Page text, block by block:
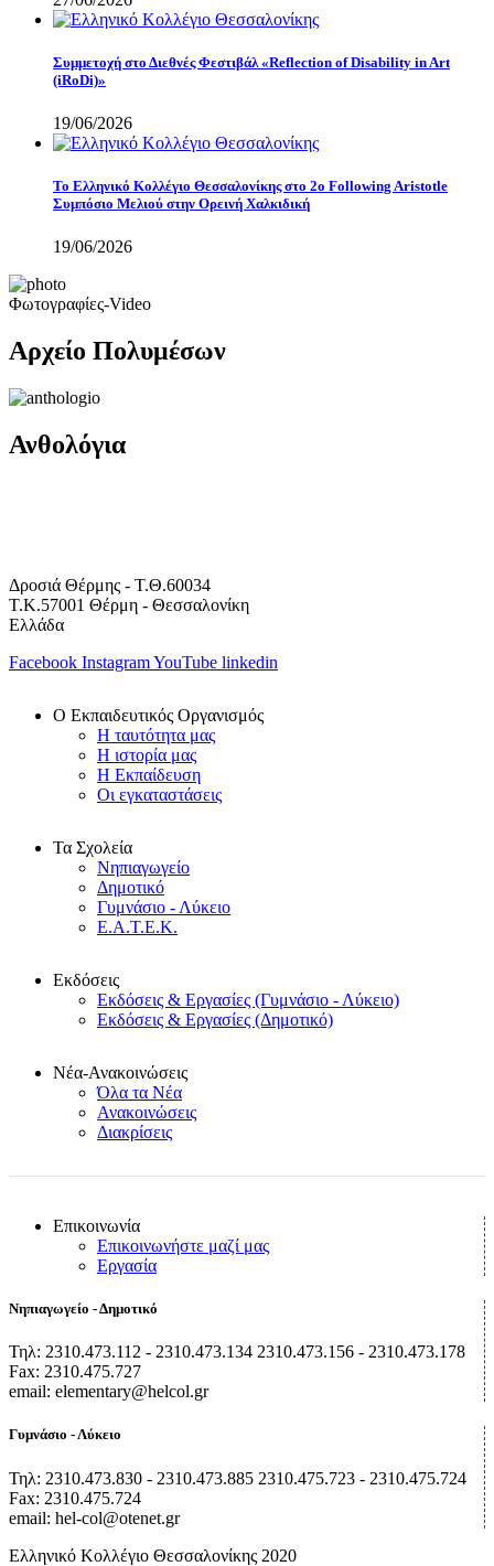
Συμμετοχή στο Διεθνές Φεστιβάλ «Reflection of Disability in Art
(iRoDi)»
19/06/2026
Το Ελληνικό Κολλέγιο Θεσσαλονίκης στο 2ο Following Aristotle
Συμπόσιο Μελιού στην Ορεινή Χαλκιδική
19/06/2026
Φωτογραφίες-Video
Αρχείο Πολυμέσων
Ανθολόγια
Δροσιά Θέρμης - Τ.Θ.60034
Τ.Κ.57001 Θέρμη - Θεσσαλονίκη
Ελλάδα
Facebook InstagramYouTube linkedin
Ο Εκπαιδευτικός Οργανισμός
Η ταυτότητα μας
Η ιστορία μας
Η Εκπαίδευση
Οι εγκαταστάσεις
Τα Σχολεία
Νηπιαγωγείο
Δημοτικό
Γυμνάσιο - Λύκειο
Ε.Α.Τ.Ε.Κ.
Εκδόσεις
Εκδόσεις & Εργασίες (Γυμνάσιο - Λύκειο)
Εκδόσεις & Εργασίες (Δημοτικό)
Νέα-Ανακοινώσεις
Όλα τα Νέα
Ανακοινώσεις
Διακρίσεις
Επικοινωνία
Επικοινωνήστε μαζί μας
Εργασία
Νηπιαγωγείο - Δημοτικό
Τηλ: 2310.473.112 - 2310.473.134 2310.473.156 - 2310.473.178
Fax: 2310.475.727
email: elementary@helcol.gr
Γυμνάσιο - Λύκειο
Τηλ: 2310.473.830 - 2310.473.885 2310.475.723 - 2310.475.724
Fax: 2310.475.724
email: hel-col@otenet.gr
Ελληνικό Κολλέγιο Θεσσαλονίκης 2020